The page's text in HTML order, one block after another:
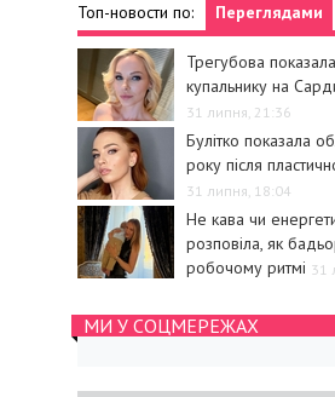
Топ-новости по: Переглядами
Трегубова
купальнику на
31 липня, 21:36
Булітко показала
року після
31 липня, 18:04
Не кава чи
розповіла, як
робочому ритмі 31
МИ У СОЦМЕРЕЖАХ